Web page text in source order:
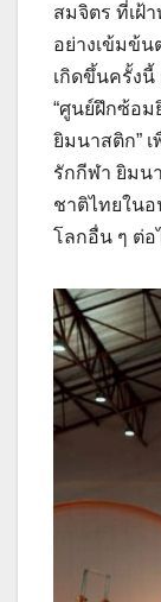
สมจิตร ที่เฝ้
อย่างเข้มข้
เกิดขึ้นครั้งนี้
“ศูนย์ฝึกซ้อม
ยิมนาสติก”
รักกีฬา ยิมน
ชาติไทยใน
โลกอื่น ๆ ต่อ